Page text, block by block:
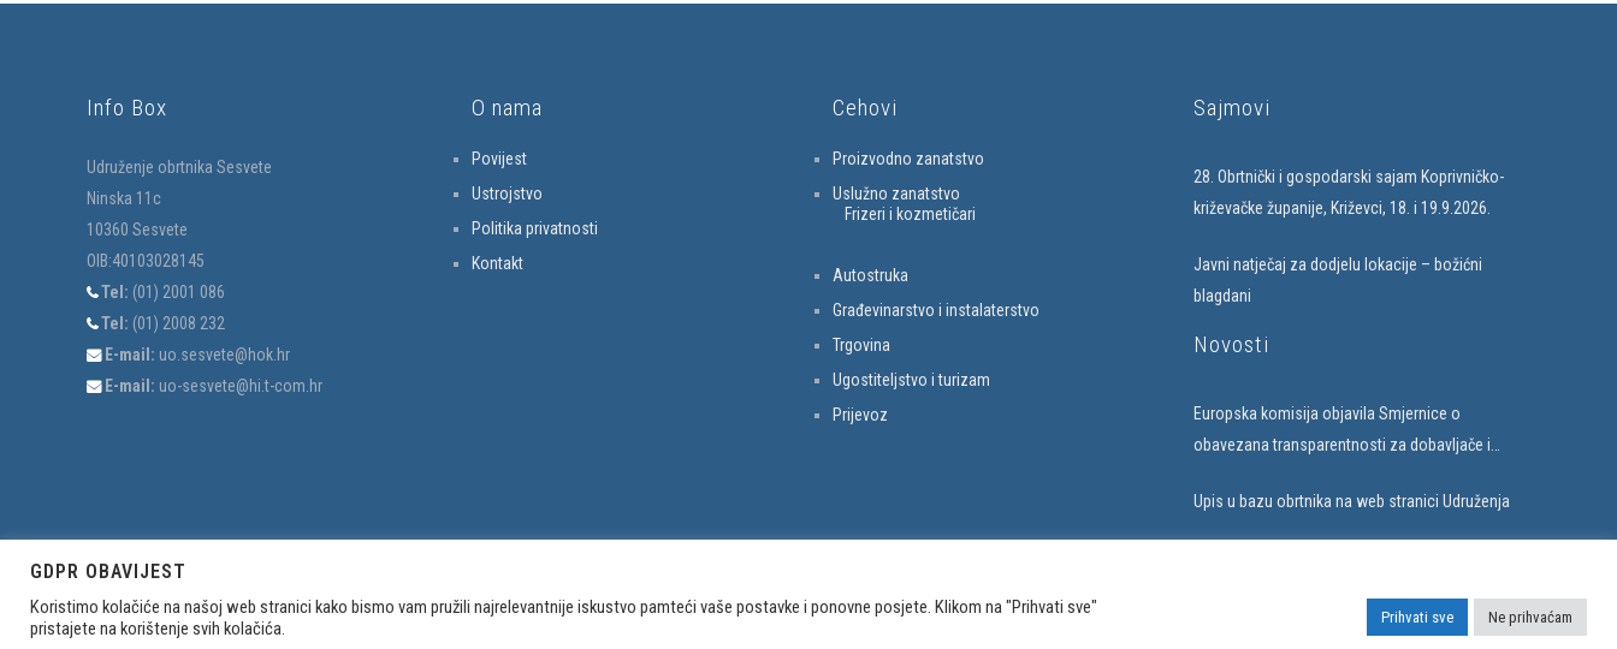
Info Box
Udruženje obrtnika Sesvete
Ninska 11c
10360 Sesvete
OIB:40103028145
Tel: (01) 2001 086
Tel: (01) 2008 232
E-mail: uo.sesvete@hok.hr
E-mail: uo-sesvete@hi.t-com.hr
O nama
Povijest
Ustrojstvo
Politika privatnosti
Kontakt
Cehovi
Proizvodno zanatstvo
Uslužno zanatstvo
Frizeri i kozmetičari
Autostruka
Građevinarstvo i instalaterstvo
Trgovina
Ugostiteljstvo i turizam
Prijevoz
Sajmovi
28. Obrtnički i gospodarski sajam Koprivničko-
križevačke županije, Križevci, 18. i 19.9.2026.
Javni natječaj za dodjelu lokacije – božićni
blagdani
Novosti
Europska komisija objavila Smjernice o
obavezana transparentnosti za dobavljače i
Upis u bazu obrtnika na web stranici Udruženja
GDPR OBAVIJEST
Koristimo kolačiće na našoj web stranici kako bismo vam pružili najrelevantnije iskustvo pamteći vaše postavke i ponovne posjete. Klikom na "Prihvati sve"
pristajete na korištenje svih kolačića.
Prihvati sve Ne prihvaćam